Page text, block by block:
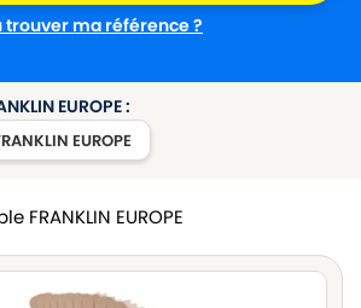
trouver ma référence ?
EUROPE :
EUROPE
EUROPE